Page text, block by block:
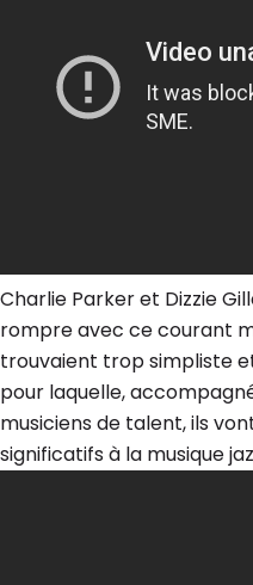
Charlie Parker et Dizzie
rompre avec ce courant
trouvaient trop simpliste
pour laquelle,
musiciens de talent, ils
significatifs à la musique